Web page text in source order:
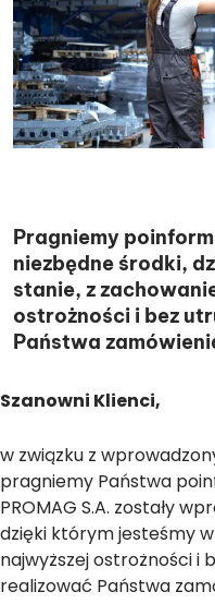
Pragniemy
niezbędne środki,
stanie, z
ostrożności i bez
Państwa
Szanowni Klienci,
w związku z
pragniemy Państwa
PROMAG S.A. zostały
dzięki którym jesteśmy
najwyższej ostrożności i
realizować Państwa